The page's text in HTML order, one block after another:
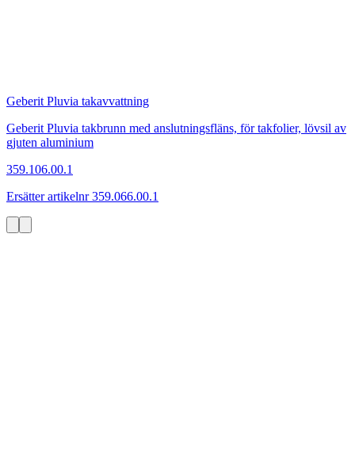
Geberit Pluvia takavvattning
Geberit Pluvia takbrunn med anslutningsfläns, för takfolier, lövsil av
gjuten aluminium
359.106.00.1
Ersätter artikelnr 359.066.00.1